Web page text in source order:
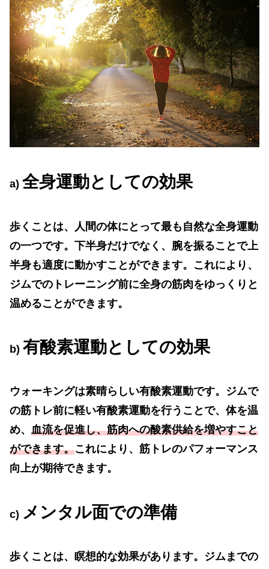
a) 全身運動としての効果
歩くことは、人間の体にとって最も自然な全身運動
の一つです。下半身だけでなく、腕を振ることで上
半身も適度に動かすことができます。これにより、
ジムでのトレーニング前に全身の筋肉をゆっくりと
温めることができます。
b) 有酸素運動としての効果
ウォーキングは素晴らしい有酸素運動です。ジムで
の筋トレ前に軽い有酸素運動を行うことで、体を温
め、 血流を促進し、筋肉への酸素供給を増やすこと
ができます。これにより、筋トレのパフォーマンス
向上が期待できます。
c) メンタル面での準備
歩くことは、瞑想的な効果があります。ジムまでの